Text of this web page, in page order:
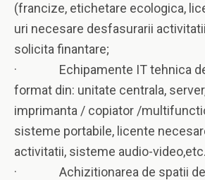
(francize, etichetare ecologica,
uri necesare desfasurarii
solicita finantare;
· Echipamente IT tehnica de
format din: unitate centrala,
imprimanta / copiator /
sisteme portabile, licente
activitatii, sisteme audio-
· Achizitionarea de spatii de